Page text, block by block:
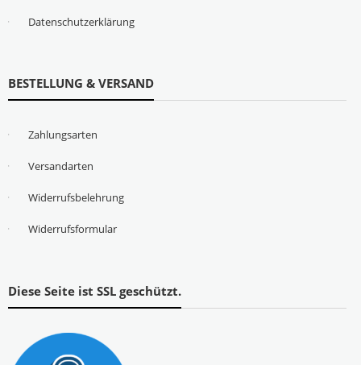
Datenschutzerklärung
BESTELLUNG & VERSAND
Zahlungsarten
Versandarten
Widerrufsbelehrung
Widerrufsformular
Diese Seite ist SSL geschützt.